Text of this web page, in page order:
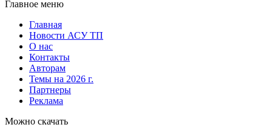
Главное меню
Главная
Новости АСУ ТП
О нас
Контакты
Авторам
Темы на 2026 г.
Партнеры
Реклама
Можно скачать